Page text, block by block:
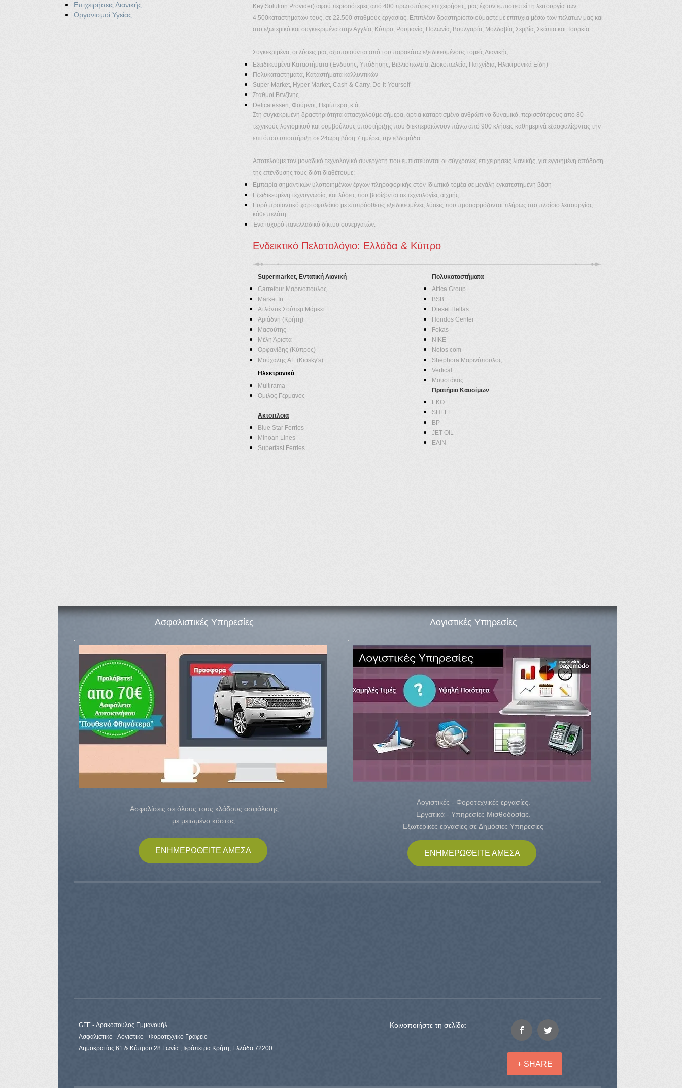
Επιχειρήσεις Λιανικής
Οργανισμοί Υγείας
Key Solution Provider) αφού περισσότερες από 400 πρωτοπόρες επιχειρήσεις, μας έχουν εμπιστευτεί τη λειτουργία των
4.500καταστημάτων τους, σε 22.500 σταθμούς εργασίας. Επιπλέον δραστηριοποιούμαστε με επιτυχία μέσω των πελατών μας και
στο εξωτερικό και συγκεκριμένα στην Αγγλία, Κύπρο, Ρουμανία, Πολωνία, Βουλγαρία, Μολδαβία, Σερβία, Σκόπια και Τουρκία.
Συγκεκριμένα, οι λύσεις μας αξιοποιούνται από του παρακάτω εξειδικευμένους τομείς Λιανικής:
Εξειδικευμένα Καταστήματα (Ένδυσης, Υπόδησης, Βιβλιοπωλεία, Δισκοπωλεία, Παιχνίδια, Ηλεκτρονικά Είδη)
Πολυκαταστήματα, Καταστήματα καλλυντικών
Super Market, Hyper Market, Cash & Carry, Do-It-Yourself
Σταθμοί Βενζίνης
Delicatessen, Φούρνοι, Περίπτερα, κ.ά.
Στη συγκεκριμένη δραστηριότητα απασχολούμε σήμερα, άρτια καταρτισμένο ανθρώπινο δυναμικό, περισσότερους από 80
τεχνικούς λογισμικού και συμβούλους υποστήριξης που διεκπεραιώνουν πάνω από 900 κλήσεις καθημερινά εξασφαλίζοντας την
επιτόπου υποστήριξη σε 24ωρη βάση 7 ημέρες την εβδομάδα.
Αποτελούμε τον μοναδικό τεχνολογικό συνεργάτη που εμπιστεύονται οι σύγχρονες επιχειρήσεις λιανικής, για εγγυημένη απόδοση
της επένδυσής τους διότι διαθέτουμε:
Εμπειρία σημαντικών υλοποιημένων έργων πληροφορικής στον Ιδιωτικό τομέα σε μεγάλη εγκατεστημένη βάση
Εξειδικευμένη τεχνογνωσία, και λύσεις που βασίζονται σε τεχνολογίες αιχμής
Ευρύ προϊοντικό χαρτοφυλάκιο με επιπρόσθετες εξειδικευμένες λύσεις που προσαρμόζονται πλήρως στο πλαίσιο λειτουργίας
κάθε πελάτη
Ένα ισχυρό πανελλαδικό δίκτυο συνεργατών.
Ενδεικτικό Πελατολόγιο: Ελλάδα & Κύπρο
Supermarket, Εντατική Λιανική
Carrefour Μαρινόπουλος
Market In
Ατλάντικ Σούπερ Μάρκετ
Αριάδνη (Κρήτη)
Μασούτης
Μέλη Άριστα
Ορφανίδης (Κύπρος)
Μούχαλης ΑΕ (Kiosky's)
Ηλεκτρονικά
Multirama
Όμιλος Γερμανός
Ακτοπλοϊα
Blue Star Ferries
Minoan Lines
Superfast Ferries
Πολυκαταστήματα
Attica Group
BSB
Diesel Hellas
Hondos Center
Fokas
NIKE
Notos com
Shephora Μαρινόπουλος
Vertical
Μουστάκας
Πρατήρια Καυσίμων
ΕΚΟ
SHELL
BP
JET OIL
ΕΛΙΝ
GFE - Δρακόπουλος Εμμανουήλ
Ασφαλιστικό - Λογιστικό - Φοροτεχνικό Γραφείο
Δημοκρατίας 61 & Κύπρου 28 Γωνία , Ιεράπετρα Κρήτη, Ελλάδα 72200
Κοινοποιήστε τη σελίδα:
+ SHARE
Ασφαλιστικές Υπηρεσίες
Ασφαλίσεις σε όλους τους κλάδους ασφάλισης
με μειωμένο κόστος.
ΕΝΗΜΕΡΩΘΕΙΤΕ ΑΜΕΣΑ
Λογιστικές Υπηρεσίες
Λογιστικές - Φοροτεχνικές εργασίες.
Εργατικά - Υπηρεσίες Μισθοδοσίας.
Εξωτερικές εργασίες σε Δημόσιες Υπηρεσίες
ΕΝΗΜΕΡΩΘΕΙΤΕ ΑΜΕΣΑ